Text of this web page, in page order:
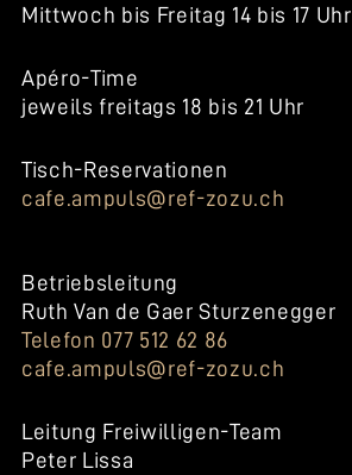
Mittwoch bis Freitag 14 bis 17 Uhr
Apéro-Time
jeweils freitags 18 bis 21 Uhr
Tisch-Reservationen
cafe.ampuls@ref-zozu.ch
Betriebsleitung
Ruth Van de Gaer Sturzenegger
Telefon 077 512 62 86
cafe.ampuls@ref-zozu.ch
Leitung Freiwilligen-Team
Peter Lissa